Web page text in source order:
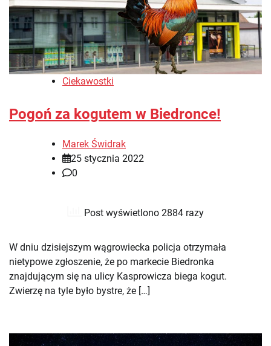
Ciekawostki
Pogoń za kogutem w Biedronce!
Marek Świdrak
25 stycznia 2022
0
Post wyświetlono 2884 razy
W dniu dzisiejszym wągrowiecka policja otrzymała
nietypowe zgłoszenie, że po markecie Biedronka
znajdującym się na ulicy Kasprowicza biega kogut.
Zwierzę na tyle było bystre, że […]